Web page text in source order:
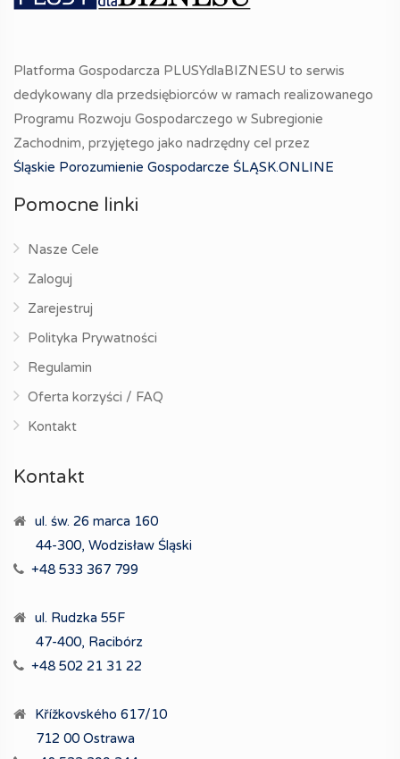
Platforma Gospodarcza PLUSYdlaBIZNESU to serwis
dedykowany dla przedsiębiorców w ramach realizowanego
Programu Rozwoju Gospodarczego w Subregionie
Zachodnim, przyjętego jako nadrzędny cel przez
Śląskie Porozumienie Gospodarcze ŚLĄSK.ONLINE
Pomocne linki
Nasze Cele
Zaloguj
Zarejestruj
Polityka Prywatności
Regulamin
Oferta korzyści / FAQ
Kontakt
Kontakt
ul. św. 26 marca 160
44-300, Wodzisław Śląski
+48 533 367 799
ul. Rudzka 55F
47-400, Racibórz
+48 502 21 31 22
Křížkovského 617/10
712 00 Ostrawa